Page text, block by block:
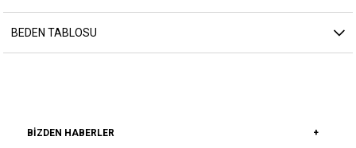
BEDEN TABLOSU
BIZDEN HABERLER